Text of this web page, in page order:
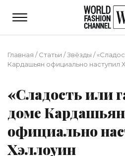
Главная /Статьи /Звёзды /
Кардашьян официально наступил
«Сладость или
доме Кардашьян
официально
Хэллоуин